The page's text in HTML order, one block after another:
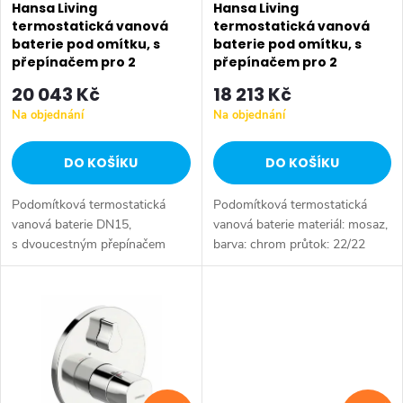
r
o
d
u
k
t
ů
p
r
o
d
u
k
t
Hansa Living
termostatická vanová
baterie pod omítku, s
přepínačem pro 2
20 043 Kč
Na objednání
DO KOŠÍKU
Podomítková termostatická
vanová baterie DN15,
s dvoucestným přepínačem
materiál: mosaz barevné
1/2 s integrovanou regulací
Hansa Living
termostatická vanová
baterie pod omítku, s
přepínačem pro 2
18 213 Kč
Na objednání
DO KOŠÍKU
Podomítková termostatická
vanová baterie materiál: mosaz,
barva: chrom průtok: 22/22
l/min (vana/sprcha) pro 2